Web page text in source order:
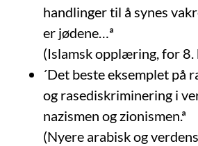
handlinger til å synes
er jødene…ª
(Islamsk opplæring, for 8.
´Det beste eksemplet på
og rasediskriminering i
nazismen og zionismen.ª
(Nyere arabisk og